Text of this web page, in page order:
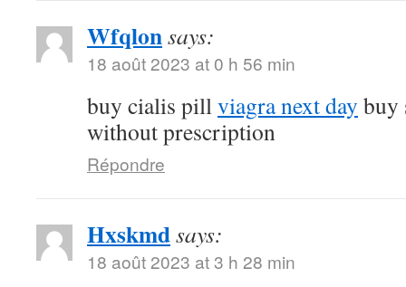
Wfqlonsays:
18 août 2023 at 0 h 56 min
buy cialis pillviagra next day buy
without prescription
Répondre
Hxskmdsays:
18 août 2023 at 3 h 28 min